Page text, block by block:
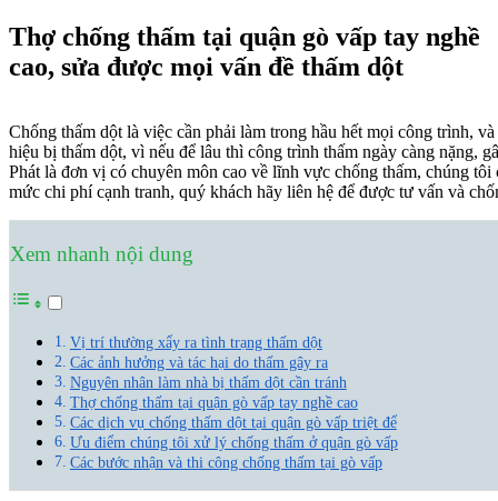
Thợ chống thấm tại quận gò vấp tay nghề
cao, sửa được mọi vấn đề thấm dột
Chống thấm dột là việc cần phải làm trong hầu hết mọi công trình,
hiệu bị thấm dột, vì nếu để lâu thì công trình thấm ngày càng nặng,
Phát là đơn vị có chuyên môn cao về lĩnh vực chống thấm, chúng
mức chi phí cạnh tranh, quý khách hãy liên hệ để được tư vấn và
Xem nhanh nội dung
Vị trí thường xẩy ra tình trạng thấm dột
Các ảnh hưởng và tác hại do thấm gây ra
Nguyên nhân làm nhà bị thấm dột cần tránh
Thợ chống thấm tại quận gò vấp tay nghề cao
Các dịch vụ chống thấm dột tại quận gò vấp triệt để
Ưu điểm chúng tôi xử lý chống thấm ở quận gò vấp
Các bước nhận và thi công chống thấm tại gò vấp